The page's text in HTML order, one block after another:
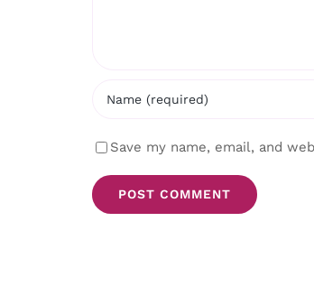
Save my name, email, and